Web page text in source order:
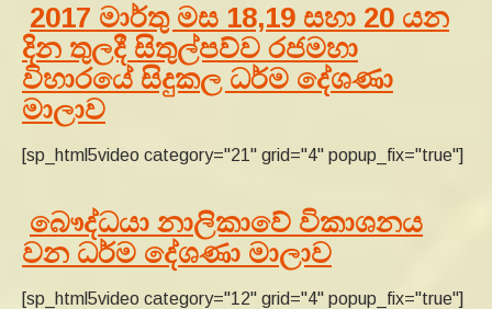
2017 මාර්තු මස 18,19 සහා 20 යන
දින තුලදී සිතුල්පව්ව රජමහා
විහාරයේ සිදුකල ධර්ම දේශණා
මාලාව
[sp_html5video category="21" grid="4" popup_fix="true"]
බෞද්ධයා නාලිකාවේ විකාශනය
වන ධර්ම දේශණා මාලාව
[sp_html5video category="12" grid="4" popup_fix="true"]